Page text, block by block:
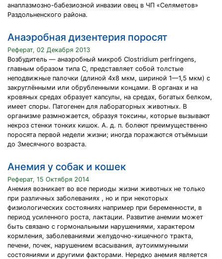
анаплазмозно-бабезиозной инвазии овец в ЧП «Селяметов»
Раздольненского района.
Анаэробная дизентерия поросят
Реферат, 02 Декабря 2013
Возбудитель — анаэробный микроб Clostridium perfringens,
главным образом типа C, представляет собой толстые
неподвижные палочки (длиной 4х8 мкм, шириной 1—1,5 мкм) с
закруглёнными или обрубленными концами. В органах и на
кровяных средах образует капсулы, на средах, богатых белком,
имеет споры. Патогенен для лабораторных животных. В
организме размножается, образуя токсины, которые вызывают
некроз стенки тонких кишок. А. д. п. болеют преимущественно
поросята первой недели жизни; иногда поражаются отъёмыши
до 3месячного возраста.
Анемия у собак и кошек
Реферат, 15 Октября 2014
Анемия возникает во все периоды жизни животных не только
при различных заболеваниях , но и при некоторых
физиологических состояниях например при беременности, в
период усиленного роста, лактации. Развитие анемии может
быть связано с гормональными нарушениями, характером
кормления, заболеваниями желудочно-кишечного тракта,
печени, почек, нарушением всасывания, аутоиммунными
состояниями и другими факторами. Нередко анемия является